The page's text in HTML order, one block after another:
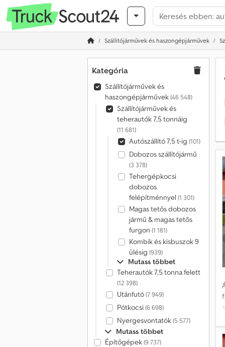
Szállítójárművek és haszongépjárművek
Kategória
Szállítójárművek és
haszongépjárművek(46 548)
Szállítójárművek és
teherautók 7,5 tonnáig
(11 681)
Autószállító 7,5 t-ig (101)
Dobozos szállítójármű
(3 378)
Tehergépkocsi
dobozos
felépítménnyel (1 301)
Magas tetős dobozos
jármű & magas tetős
furgon (1 181)
Kombik és kisbuszok 9
ülésig (939)
Mutass többet
Teherautók 7,5 tonna felett
(12 398)
Utánfutó(7 949)
Pótkocsi(6 698)
Nyergesvontatók(5 577)
Mutass többet
Építőgépek(9 737)